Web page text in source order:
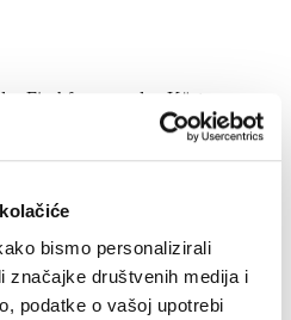
bismo personalizirali
značajke društvenih medija i
podatke o vašoj upotrebi
Fischfangs an den Küsten von
der Geschichte der...
der Heiligen Maria von Gnade
des Heiligen Lovrinac mit...